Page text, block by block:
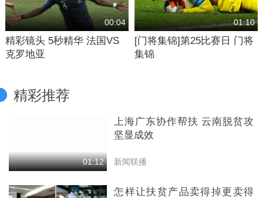
00:04
精彩镜头 5秒精华 法国VS
克罗地亚
01:10
[门将集锦]第25比赛日 门将
集锦
精彩推荐
01:12
上海广东协作帮扶 云南脱贫攻
坚显成效
新闻联播
怎样让扶贫产品卖得掉更卖得